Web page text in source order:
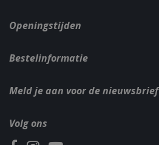
Volg ons
Openingstijden
Bestelinformatie
Meld je aan voor de nieuwsbrief